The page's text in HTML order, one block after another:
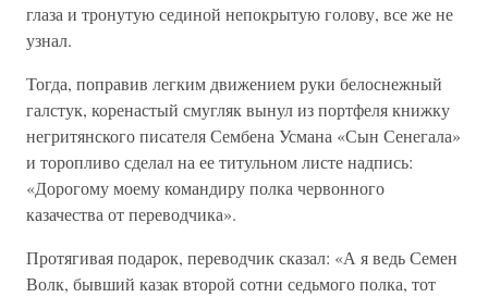
глаза и тронутую сединой непокрытую голову, все же не
узнал.
Тогда, поправив легким движением руки белоснежный
галстук, коренастый смугляк вынул из портфеля книжку
негритянского писателя Сембена Усмана «Сын Сенегала»
и торопливо сделал на ее титульном листе надпись:
«Дорогому моему командиру полка червонного
казачества от переводчика».
Протягивая подарок, переводчик сказал: «А я ведь Семен
Волк, бывший казак второй сотни седьмого полка, тот